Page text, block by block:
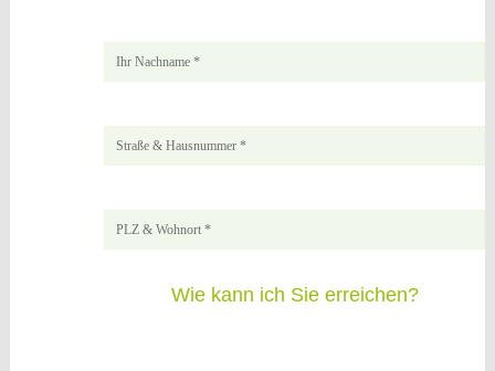
Wie kann ich Sie erreichen?